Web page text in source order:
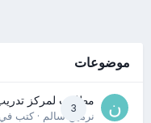
موضوعات
3
مطلوب لمركز
نرمين سالم· كتب في